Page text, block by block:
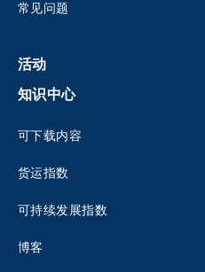
常见问题
活动
知识中心
可下载内容
货运指数
可持续发展指数
博客